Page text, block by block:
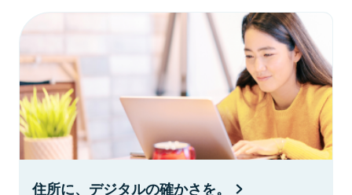
住所に、デジタルの確かさを。